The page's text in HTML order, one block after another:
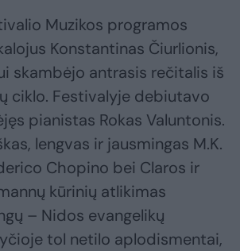
Muzikos programos
Konstantinas Čiurlionis,
skambėjo antrasis rečitalis iš
ciklo. Festivalyje debiutavo
pianistas Rokas Valuntonis.
lengvas ir jausmingas M.K.
Chopino bei Claros ir
kūrinių atlikimas
– Nidos evangelikų
tol netilo aplodismentai,